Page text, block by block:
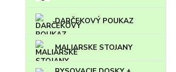
DARČEKOVÝ POUKAZ
MALIARSKE STOJANY